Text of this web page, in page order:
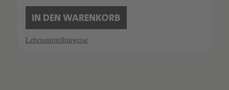
IN DEN WARENKORB
Lebensmittelhinweise